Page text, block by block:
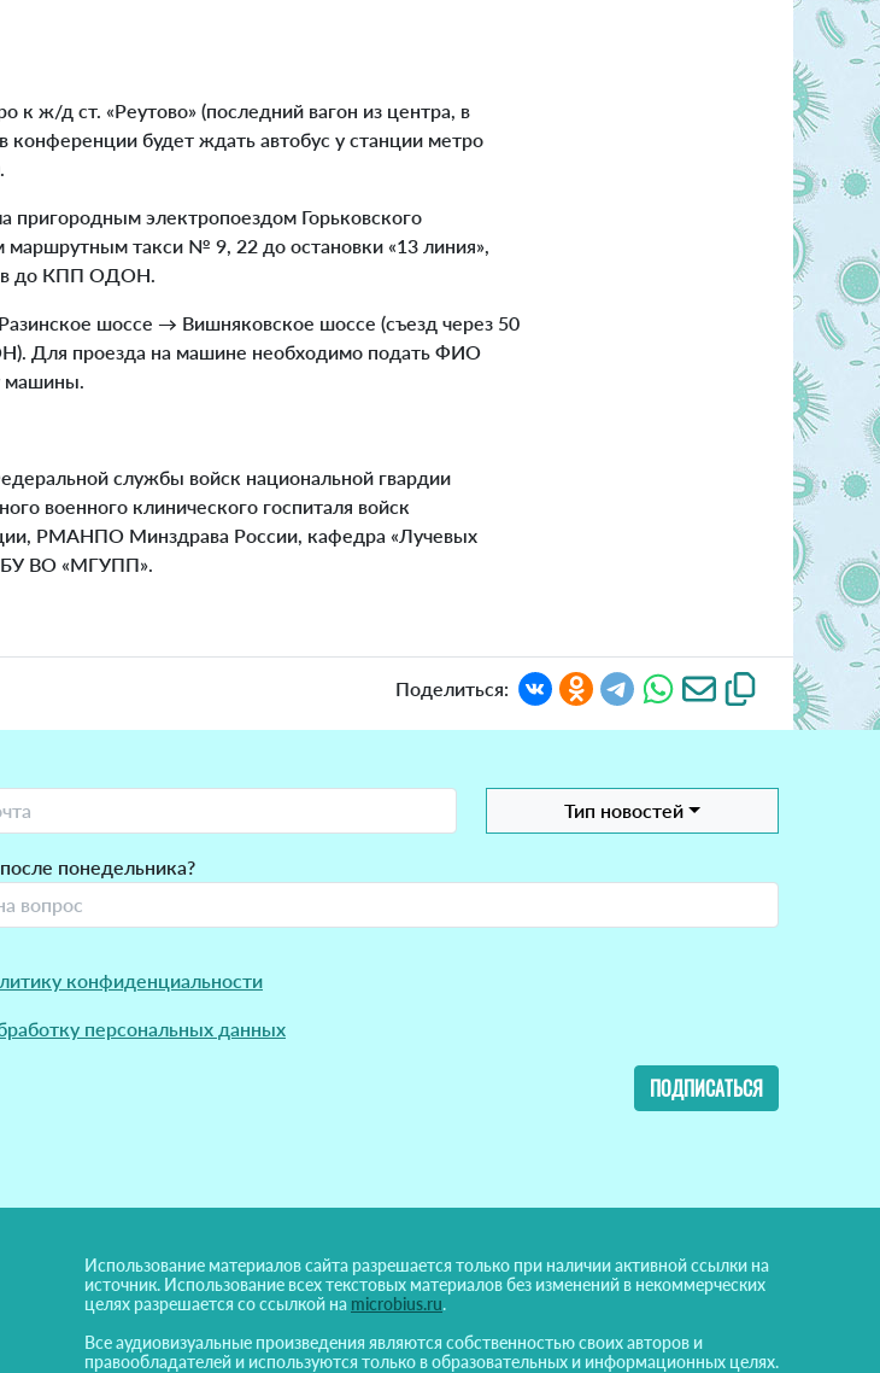
к ж/д ст. «Реутово» (последний вагон из центра, в
конференции будет ждать автобус у станции метро
пригородным электропоездом Горьковского
маршрутным такси № 9, 22 до остановки «13 линия»,
до КПП ОДОН.
шоссе → Вишняковское шоссе (съезд через 50
Для проезда на машине необходимо подать ФИО
машины.
службы войск национальной гвардии
военного клинического госпиталя войск
РМАНПО Минздрава России, кафедра «Лучевых
ВО «МГУПП».
Поделиться:
Тип новостей
понедельника?
конфиденциальности
персональных данных
ПОДПИСАТЬСЯ
Использование материалов сайта разрешается только при наличии активной ссылки на
источник. Использование всех текстовых материалов без изменений в некоммерческих
целях разрешается со ссылкой на microbius.ru.
Все аудиовизуальные произведения являются собственностью своих авторов и
правообладателей и используются только в образовательных и информационных целях.